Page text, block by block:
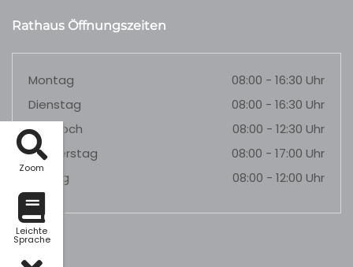
Zoom
Leichte
Sprache
Rathaus Öffnungszeiten
Montag
08:00 - 16:30 Uhr
Dienstag
08:00 - 16:30 Uhr
Mittwoch
08:00 - 12:30 Uhr
Donnerstag
08:00 - 17:00 Uhr
Freitag
08:00 - 12:00 Uhr